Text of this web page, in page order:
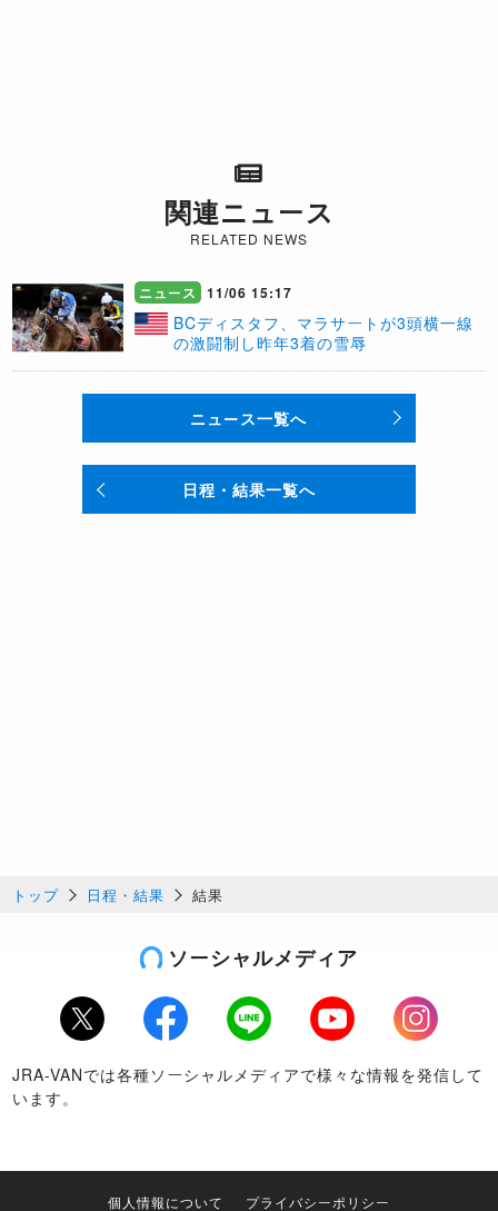
関連ニュース
RELATED NEWS
ニュース 11/06 15:17
BCディスタフ、マラサートが3頭横一線
の激闘制し昨年3着の雪辱
ニュース一覧へ
日程・結果一覧へ
トップ 日程・結果 結果
ソーシャルメディア
Twitter Facebook LINE Youtube
Instagram
JRA-VANでは各種ソーシャルメディアで様々な情報を発信して
います。
個人情報について プライバシーポリシー